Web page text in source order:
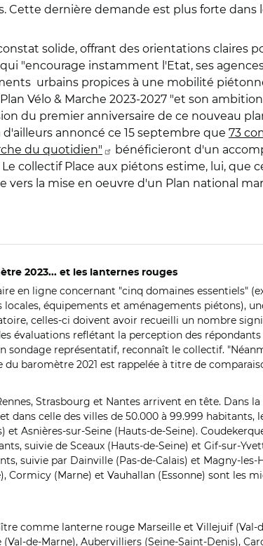
Cette dernière demande est plus forte dans
solide, offrant des orientations claires
"encourage instamment l'Etat, ses
urbains propices à une mobilité
Vélo & Marche 2023-2027 "et son
du premier anniversaire de ce nouveau
annoncé ce 15 septembre que 73
du quotidien"
bénéficieront d'un
collectif Place aux piétons estime, lui, que
la mise en oeuvre d'un Plan national
2023... et les lanternes rouges
en ligne concernant "cinq domaines essentiels"
équipements et aménagements piétons),
celles-ci doivent avoir recueilli un nombre
évaluations reflétant la perception des
sondage représentatif, reconnaît le collectif.
baromètre 2021 est rappelée à titre de
Strasbourg et Nantes arrivent en tête. Dans
dans celle des villes de 50.000 à 99.999
et Asnières-sur-Seine (Hauts-de-Seine).
suivie de Sceaux (Hauts-de-Seine) et Gif-sur-
suivie par Dainville (Pas-de-Calais) et Magny-
Cormicy (Marne) et Vauhallan (Essonne) sont les
comme lanterne rouge Marseille et Villejuif
de-Marne), Aubervilliers (Seine-Saint-Denis),